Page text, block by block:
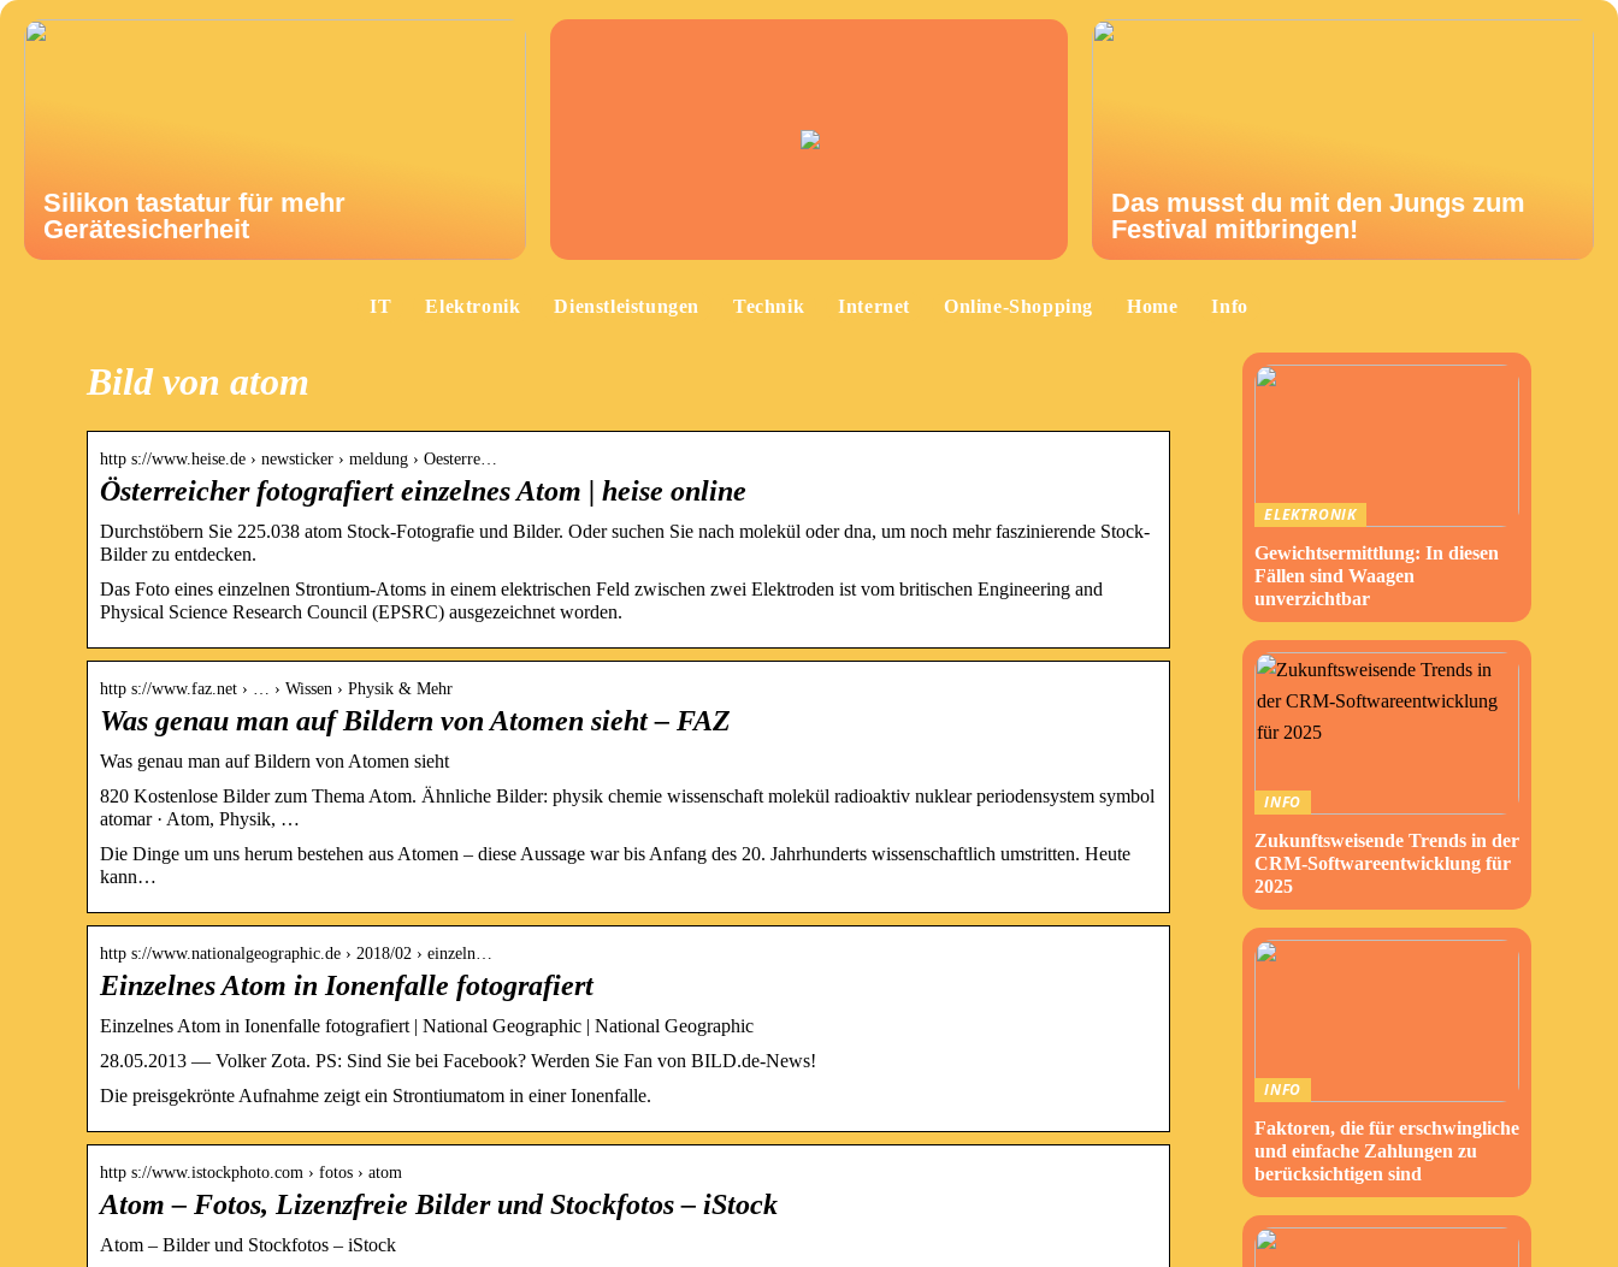
Silikon tastatur für mehr
Gerätesicherheit
Das musst du mit den Jungs zum
Festival mitbringen!
IT Elektronik Dienstleistungen Technik Internet Online-Shopping Home Info
Bild von atom
http s://www.heise.de › newsticker › meldung › Oesterre…
Österreicher fotografiert einzelnes Atom | heise online
Durchstöbern Sie 225.038 atom Stock-Fotografie und Bilder. Oder suchen Sie nach molekül oder dna, um noch mehr faszinierende Stock-
Bilder zu entdecken.
Das Foto eines einzelnen Strontium-Atoms in einem elektrischen Feld zwischen zwei Elektroden ist vom britischen Engineering and
Physical Science Research Council (EPSRC) ausgezeichnet worden.
http s://www.faz.net › … › Wissen › Physik & Mehr
Was genau man auf Bildern von Atomen sieht – FAZ
Was genau man auf Bildern von Atomen sieht
820 Kostenlose Bilder zum Thema Atom. Ähnliche Bilder: physik chemie wissenschaft molekül radioaktiv nuklear periodensystem symbol
atomar · Atom, Physik, …
Die Dinge um uns herum bestehen aus Atomen – diese Aussage war bis Anfang des 20. Jahrhunderts wissenschaftlich umstritten. Heute
kann…
http s://www.nationalgeographic.de › 2018/02 › einzeln…
Einzelnes Atom in Ionenfalle fotografiert
Einzelnes Atom in Ionenfalle fotografiert | National Geographic | National Geographic
28.05.2013 — Volker Zota. PS: Sind Sie bei Facebook? Werden Sie Fan von BILD.de-News!
Die preisgekrönte Aufnahme zeigt ein Strontiumatom in einer Ionenfalle.
http s://www.istockphoto.com › fotos › atom
Atom – Fotos, Lizenzfreie Bilder und Stockfotos – iStock
Atom – Bilder und Stockfotos – iStock
ELEKTRONIK
Gewichtsermittlung: In diesen
Fällen sind Waagen
unverzichtbar
INFO
Zukunftsweisende Trends in der
CRM-Softwareentwicklung für
2025
INFO
Faktoren, die für erschwingliche
und einfache Zahlungen zu
berücksichtigen sind